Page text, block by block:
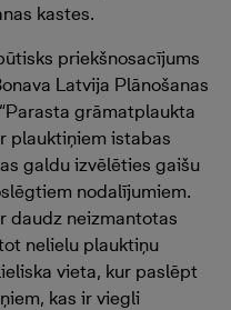
kastes.
priekšnosacījums
Latvija Plānošanas
grāmatplaukta
plauktiņiem istabas
galdu izvēlēties gaišu
nodalījumiem.
daudz neizmantotas
nelielu plauktiņu
vieta, kur paslēpt
kas ir viegli